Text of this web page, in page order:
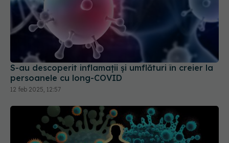
S-au descoperit inflamaţii și umflături în creier la
persoanele cu long-COVID
12 feb 2025, 12:57